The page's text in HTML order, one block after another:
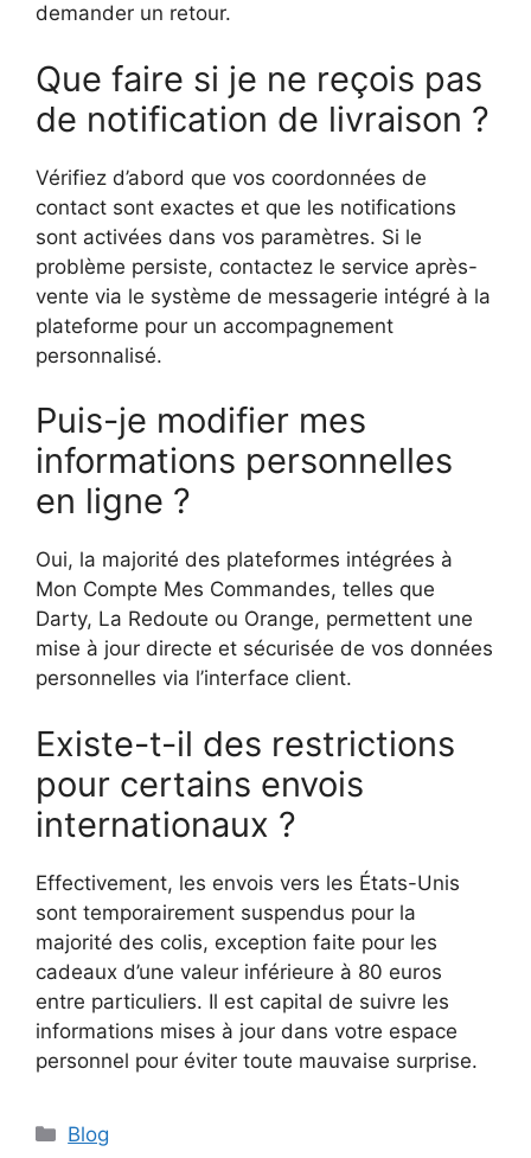
demander un retour.
Que faire si je ne reçois pas
de notification de livraison ?
Vérifiez d’abord que vos coordonnées de
contact sont exactes et que les notifications
sont activées dans vos paramètres. Si le
problème persiste, contactez le service après-
vente via le système de messagerie intégré à la
plateforme pour un accompagnement
personnalisé.
Puis-je modifier mes
informations personnelles
en ligne ?
Oui, la majorité des plateformes intégrées à
Mon Compte Mes Commandes, telles que
Darty, La Redoute ou Orange, permettent une
mise à jour directe et sécurisée de vos données
personnelles via l’interface client.
Existe-t-il des restrictions
pour certains envois
internationaux ?
Effectivement, les envois vers les États-Unis
sont temporairement suspendus pour la
majorité des colis, exception faite pour les
cadeaux d’une valeur inférieure à 80 euros
entre particuliers. Il est capital de suivre les
informations mises à jour dans votre espace
personnel pour éviter toute mauvaise surprise.
Catégories
Blog